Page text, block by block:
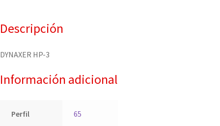
Descripción
DYNAXER HP-3
Información adicional
Perfil 65